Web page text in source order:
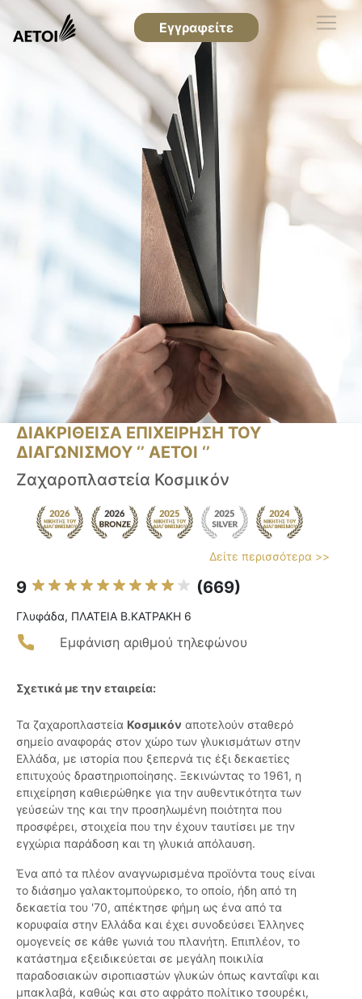
Εγγραφείτε
ΔΙΑΚΡΙΘΕΙΣΑ ΕΠΙΧΕΙΡΗΣΗ ΤΟΥ
ΔΙΑΓΩΝΙΣΜΟΥ ‘’ ΑΕΤΟΙ ‘’
Ζαχαροπλαστεία Κοσμικόν
Δείτε περισσότερα >>
9 (669)
Γλυφάδα, ΠΛΑΤΕΙΑ Β.ΚΑΤΡΑΚΗ 6
Εμφάνιση αριθμού τηλεφώνου
Σχετικά με την εταιρεία:
Τα ζαχαροπλαστεία Κοσμικόν αποτελούν σταθερό
σημείο αναφοράς στον χώρο των γλυκισμάτων στην
Ελλάδα, με ιστορία που ξεπερνά τις έξι δεκαετίες
επιτυχούς δραστηριοποίησης. Ξεκινώντας το 1961, η
επιχείρηση καθιερώθηκε για την αυθεντικότητα των
γεύσεών της και την προσηλωμένη ποιότητα που
προσφέρει, στοιχεία που την έχουν ταυτίσει με την
εγχώρια παράδοση και τη γλυκιά απόλαυση.
Ένα από τα πλέον αναγνωρισμένα προϊόντα τους είναι
το διάσημο γαλακτομπούρεκο, το οποίο, ήδη από τη
δεκαετία του '70, απέκτησε φήμη ως ένα από τα
κορυφαία στην Ελλάδα και έχει συνοδεύσει Έλληνες
ομογενείς σε κάθε γωνιά του πλανήτη. Επιπλέον, το
κατάστημα εξειδικεύεται σε μεγάλη ποικιλία
παραδοσιακών σιροπιαστών γλυκών όπως κανταΐφι και
μπακλαβά, καθώς και στο αφράτο πολίτικο τσουρέκι,